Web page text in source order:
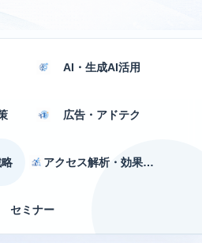
AI・生成AI活用
広告・アドテク
アクセス解析・効果測定
セミナー